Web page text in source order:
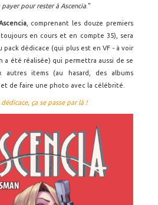
pour rester à Ascencia ."
, comprenant les douze premiers
en cours et en compte 35), sera
pack dédicace (qui plus est en VF - à voir
a été réalisée) qui permettra aussi de se
autres items (au hasard, des albums
de faire une photo avec la célébrité.
ça se passe par là !